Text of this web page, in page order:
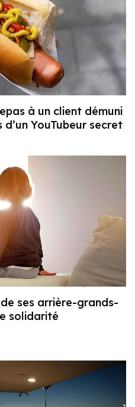
à un client démuni
YouTubeur secret
ses arrière-grands-
solidarité